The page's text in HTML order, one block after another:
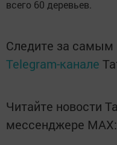
всего 60 деревьев.
Следите за
Telegram-канале
Читайте новости
мессенджере MАХ: